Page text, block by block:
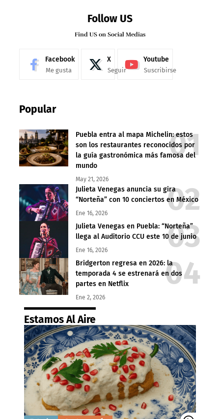
Follow US
Find US on Social Medias
Facebook
Me gusta
X
Seguir
Youtube
Suscribirse
Popular
Puebla entra al mapa Michelin: estos
son los restaurantes reconocidos por
la guía gastronómica más famosa del
mundo
May 21, 2026
Julieta Venegas anuncia su gira
“Norteña” con 10 conciertos en México
Ene 16, 2026
Julieta Venegas en Puebla: “Norteña”
llega al Auditorio CCU este 10 de junio
Ene 16, 2026
Bridgerton regresa en 2026: la
temporada 4 se estrenará en dos
partes en Netflix
Ene 2, 2026
Estamos Al Aire